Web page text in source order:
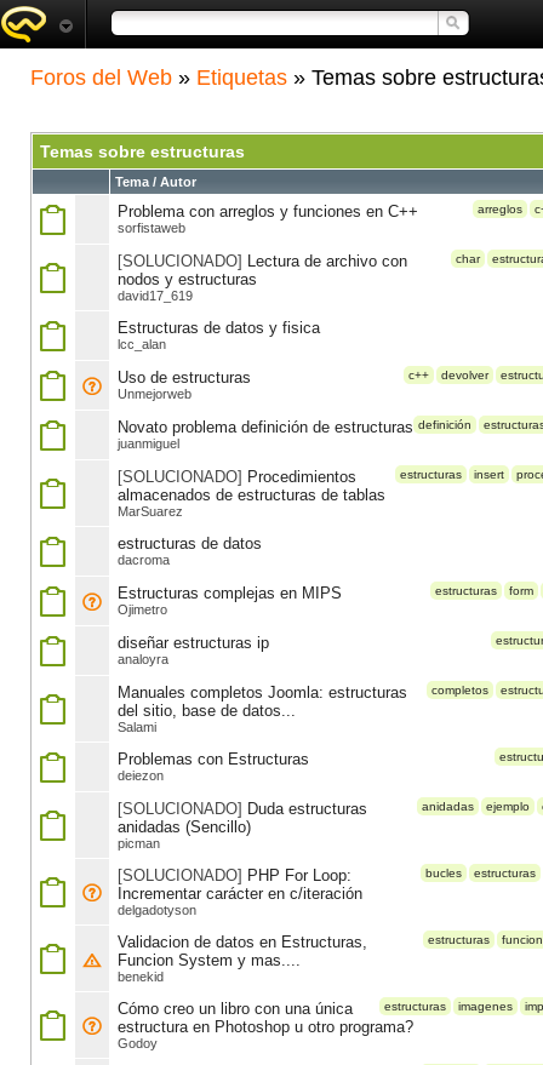
Foros del Web » Etiquetas » Temas sobre
Temas sobre estructuras
Tema / Autor
arreglos
Problema con arreglos y funciones en C++
sorfistaweb
char
[SOLUCIONADO] Lectura de archivo con
nodos y estructuras
david17_619
Estructuras de datos y fisica
lcc_alan
c++ devolver
Uso de estructuras
Unmejorweb
definición
Novato problema definición de estructuras
juanmiguel
estructuras insert
[SOLUCIONADO] Procedimientos
almacenados de estructuras de tablas
MarSuarez
estructuras de datos
dacroma
estructuras form
Estructuras complejas en MIPS
Ojimetro
diseñar estructuras ip
analoyra
completos
Manuales completos Joomla: estructuras
del sitio, base de datos...
Salami
Problemas con Estructuras
deiezon
anidadas ejemplo
[SOLUCIONADO] Duda estructuras
anidadas (Sencillo)
picman
bucles estructuras
[SOLUCIONADO] PHP For Loop:
Incrementar carácter en c/iteración
delgadotyson
estructuras funcion
Validacion de datos en Estructuras,
Funcion System y mas....
benekid
estructuras imagenes
Cómo creo un libro con una única
estructura en Photoshop u otro programa?
Godoy